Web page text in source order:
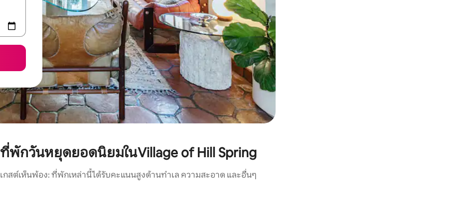
ที่พักวันหยุดยอดนิยมในVillage of Hill Spring
เกสต์เห็นพ้อง: ที่พักเหล่านี้ได้รับคะแนนสูงด้านทำเล ความสะอาด และอื่นๆ